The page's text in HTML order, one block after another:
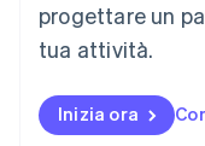
progettare un
tua attività.
Inizia ora
Messico
EspañolEnglish
English
Nuova Zelanda